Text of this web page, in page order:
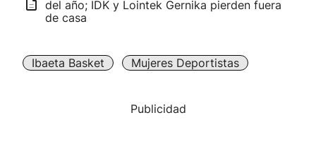
del año; IDK y Lointek Gernika pierden fuera
de casa
Ibaeta Basket Mujeres Deportistas
Publicidad